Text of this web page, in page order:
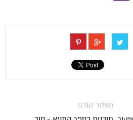
מאמר קודם